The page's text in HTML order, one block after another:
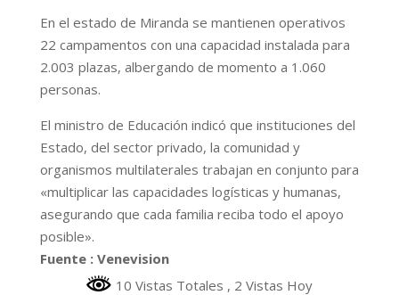
En el estado de Miranda se mantienen operativos
22 campamentos con una capacidad instalada para
2.003 plazas, albergando de momento a 1.060
personas.
El ministro de Educación indicó que instituciones del
Estado, del sector privado, la comunidad y
organismos multilaterales trabajan en conjunto para
«multiplicar las capacidades logísticas y humanas,
asegurando que cada familia reciba todo el apoyo
posible».
Fuente : Venevision
10 Vistas Totales , 2 Vistas Hoy